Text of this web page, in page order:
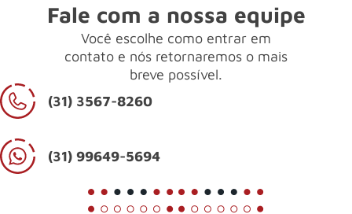
Fale com a nossa equipe
Você escolhe como entrar em
contato e nós retornaremos o mais
breve possível.
(31) 3567-8260
(31) 99649-5694